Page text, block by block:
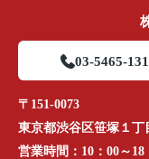
03-5465-
〒151-0073
東京都渋谷区笹塚１丁
営業時間： 10：00～18